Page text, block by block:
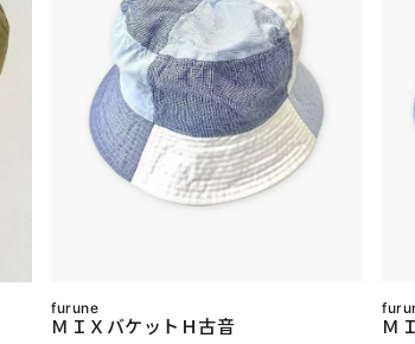
furune
ＭＩＸバケットＨ古音 Ｍ